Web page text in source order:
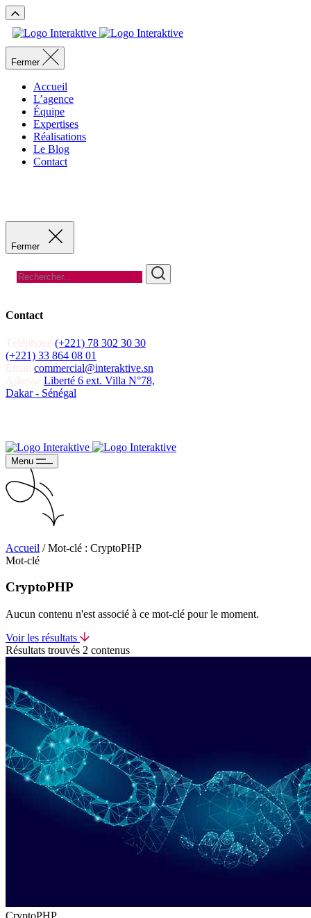
Fermer
Accueil
L’agence
Équipe
Expertises
Réalisations
Le Blog
Contact
Fermer
Contact
(+221) 78 302 30 30
(+221) 33 864 08 01
commercial@interaktive.sn
Liberté 6 ext. Villa N°78,
Dakar - Sénégal
Menu
Accueil / Mot-clé : CryptoPHP
Mot-clé
CryptoPHP
Aucun contenu n'est associé à ce mot-clé pour le moment.
Voir les résultats
Résultats trouvés 2 contenus
CryptoPHP